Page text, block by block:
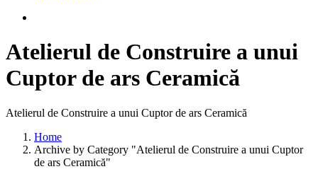
Atelierul de Construire a unui
Cuptor de ars Ceramică
Atelierul de Construire a unui Cuptor de ars Ceramică
Home
Archive by Category "Atelierul de Construire a unui Cuptor
de ars Ceramică"